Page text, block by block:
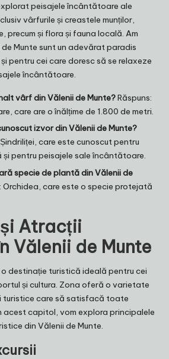
peisajele încântătoare ale
vârfurile și creastele munților,
precum și flora și fauna locală. Am
Munte sunt un adevărat paradis
pentru cei care doresc să se relaxeze
încântătoare.
vârf din Vălenii de Munte?Răspuns:
care are o înălțime de 1.800 de metri.
izvor din Vălenii de Munte?
care este cunoscut pentru
pentru peisajele sale încântătoare.
specie de plantă din Vălenii de
Orchidea, care este o specie protejată
Atracții
Vălenii de Munte
destinație turistică ideală pentru cei
și cultura. Zona oferă o varietate
care să satisfacă toate
acest capitol, vom explora principalele
din Vălenii de Munte.